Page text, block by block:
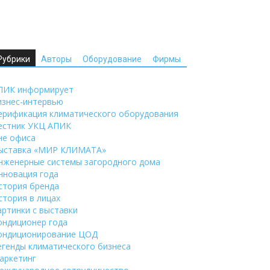
Авторы Оборудование Фирмы
информирует
интервью
климатического оборудования
УКЦ АПИК
офиса
«МИР КЛИМАТА»
системы загородного дома
года
бренда
в лицах
с выставки
года
ЦОД
климатического бизнеса